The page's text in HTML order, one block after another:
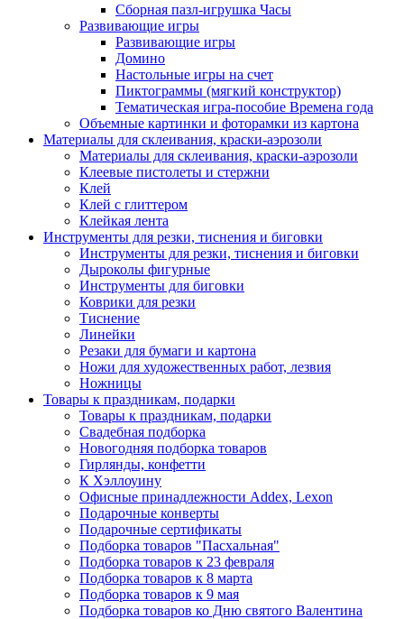
Сборная пазл-игрушка Часы
Развивающие игры
Развивающие игры
Домино
Настольные игры на счет
Пиктограммы (мягкий конструктор)
Тематическая игра-пособие Времена года
Объемные картинки и фоторамки из картона
Материалы для склеивания, краски-аэрозоли
Материалы для склеивания, краски-аэрозоли
Клеевые пистолеты и стержни
Клей
Клей с глиттером
Клейкая лента
Инструменты для резки, тиснения и биговки
Инструменты для резки, тиснения и биговки
Дыроколы фигурные
Инструменты для биговки
Коврики для резки
Тиснение
Линейки
Резаки для бумаги и картона
Ножи для художественных работ, лезвия
Ножницы
Товары к праздникам, подарки
Товары к праздникам, подарки
Свадебная подборка
Новогодняя подборка товаров
Гирлянды, конфетти
К Хэллоуину
Офисные принадлежности Addex, Lexon
Подарочные конверты
Подарочные сертификаты
Подборка товаров "Пасхальная"
Подборка товаров к 23 февраля
Подборка товаров к 8 марта
Подборка товаров к 9 мая
Подборка товаров ко Дню святого Валентина